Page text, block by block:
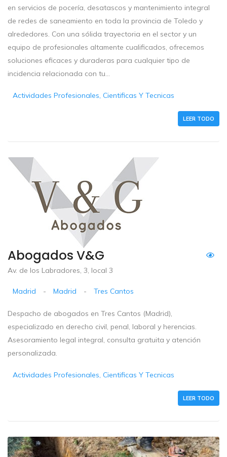
en servicios de pocería, desatascos y mantenimiento integral
de redes de saneamiento en toda la provincia de Toledo y
alrededores. Con una sólida trayectoria en el sector y un
equipo de profesionales altamente cualificados, ofrecemos
soluciones eficaces y duraderas para cualquier tipo de
incidencia relacionada con tu...
Actividades Profesionales, Cientificas Y Tecnicas
LEER TODO
Abogados V&G
Av. de los Labradores, 3, local 3
Madrid - Madrid - Tres Cantos
Despacho de abogados en Tres Cantos (Madrid),
especializado en derecho civil, penal, laboral y herencias.
Asesoramiento legal integral, consulta gratuita y atención
personalizada.
Actividades Profesionales, Cientificas Y Tecnicas
LEER TODO